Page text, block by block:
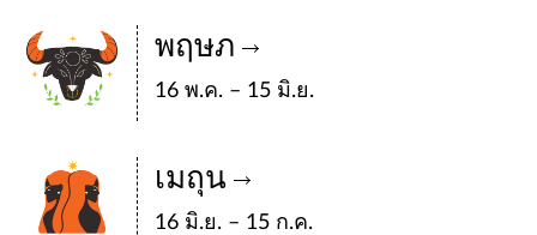
พฤษภ
16 พ.ค. – 15 มิ.ย.
เมถุน
16 มิ.ย. – 15 ก.ค.